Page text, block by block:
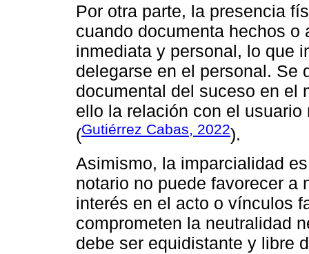
Por otra parte, la presencia
cuando documenta hechos
inmediata y personal, lo que
delegarse en el personal. Se
documental del suceso en el
ello la relación con el
(Gutiérrez Cabas, 2022).
Asimismo, la imparcialidad
notario no puede favorecer a
interés en el acto o vínculos
comprometen la neutralidad
debe ser equidistante y libre